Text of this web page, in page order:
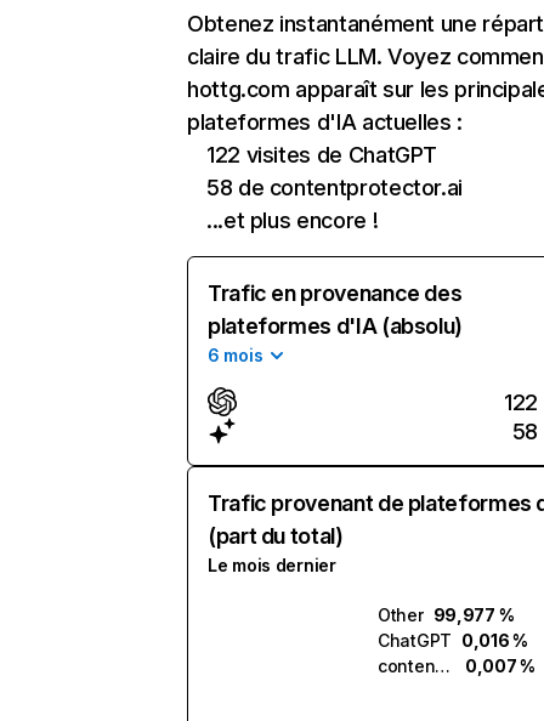
Obtenez instantanément une
claire du trafic LLM. Voyez
hottg.com apparaît sur les
plateformes d'IA actuelles :
122 visites de ChatGPT
58 de contentprotector.ai
...et plus encore !
Trafic en provenance des
plateformes d'IA (absolu)
6 mois
122
58
Trafic provenant de plateformes
(part du total)
Le mois dernier
Other 99,977 %
ChatGPT 0,016 %
contentprotector.ai
0,007 %